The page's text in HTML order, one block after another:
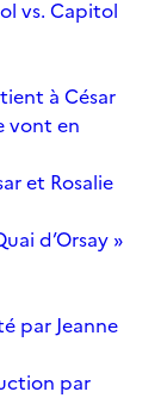
vs. Capitol
à César
vont en
et Rosalie
d’Orsay »
par Jeanne
par